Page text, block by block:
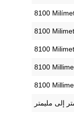
‎8100
‎8100
‎8100
‎8100
‎8100